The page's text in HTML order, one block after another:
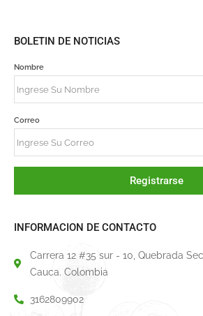
BOLETIN DE NOTICIAS
Nombre
Correo
Registrarse
INFORMACION DE CONTACTO
Carrera 12 #35 sur - 10, Quebrada
Cauca. Colombia
3162809902